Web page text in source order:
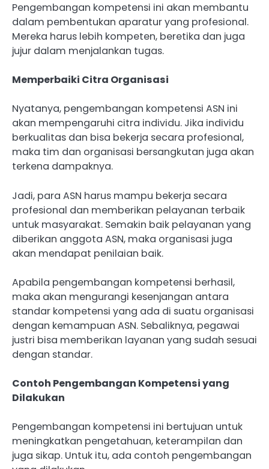
Pengembangan kompetensi ini akan membantu
dalam pembentukan aparatur yang profesional.
Mereka harus lebih kompeten, beretika dan juga
jujur dalam menjalankan tugas.
Memperbaiki Citra Organisasi
Nyatanya, pengembangan kompetensi ASN ini
akan mempengaruhi citra individu. Jika individu
berkualitas dan bisa bekerja secara profesional,
maka tim dan organisasi bersangkutan juga akan
terkena dampaknya.
Jadi, para ASN harus mampu bekerja secara
profesional dan memberikan pelayanan terbaik
untuk masyarakat. Semakin baik pelayanan yang
diberikan anggota ASN, maka organisasi juga
akan mendapat penilaian baik.
Apabila pengembangan kompetensi berhasil,
maka akan mengurangi kesenjangan antara
standar kompetensi yang ada di suatu organisasi
dengan kemampuan ASN. Sebaliknya, pegawai
justri bisa memberikan layanan yang sudah sesuai
dengan standar.
Contoh Pengembangan Kompetensi yang
Dilakukan
Pengembangan kompetensi ini bertujuan untuk
meningkatkan pengetahuan, keterampilan dan
juga sikap. Untuk itu, ada contoh pengembangan